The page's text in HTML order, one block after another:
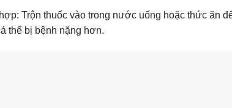
Trộn thuốc vào trong nước uống hoặc thức ăn
thể bị bệnh nặng hơn.